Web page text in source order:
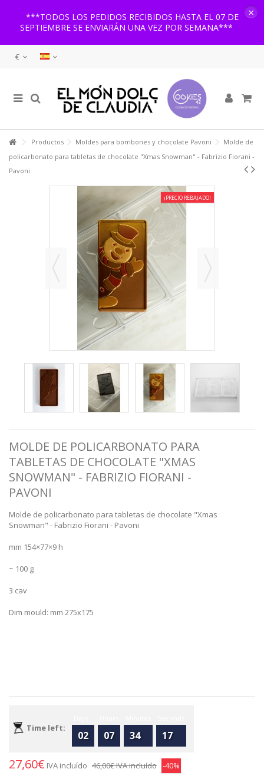
***TODOS LOS PEDIDOS RECIBIDOS HASTA EL 07 DE
SEPTIEMBRE SE ENVIARÁN UNA VEZ POR SEMANA***
×
€
Productos Moldes para bombones y chocolate Pavoni
Molde de
policarbonato para tabletas de chocolate "Xmas Snowman" - Fabrizio Fiorani -
Pavoni
¡PRECIO REBAJADO!
MOLDE DE POLICARBONATO PARA
TABLETAS DE CHOCOLATE "XMAS
SNOWMAN" - FABRIZIO FIORANI -
PAVONI
Molde de policarbonato para tabletas de chocolate "Xmas
Snowman" - Fabrizio Fiorani - Pavoni
mm 154×77×9 h
~ 100 g
3 cav
Dim mould: mm 275x175
Time left:
02 07 34 17
27,60€ IVA incluído 46,00€IVA incluído -40%